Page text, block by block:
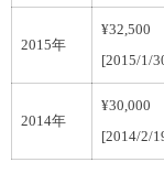
2015年
¥32,500
[2015/1/
2014年
¥30,000
[2014/2/